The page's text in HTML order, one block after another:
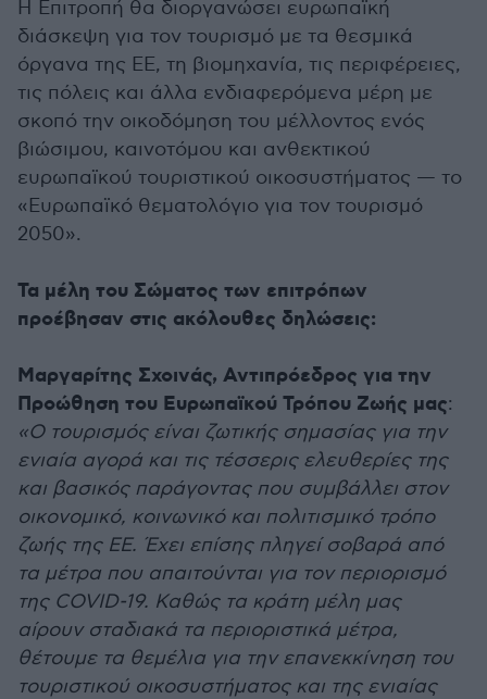
Η Επιτροπή θα διοργανώσει ευρωπαϊκή
διάσκεψη για τον τουρισμό με τα θεσμικά
όργανα της ΕΕ, τη βιομηχανία, τις περιφέρειες,
τις πόλεις και άλλα ενδιαφερόμενα μέρη με
σκοπό την οικοδόμηση του μέλλοντος ενός
βιώσιμου, καινοτόμου και ανθεκτικού
ευρωπαϊκού τουριστικού οικοσυστήματος — το
«Ευρωπαϊκό θεματολόγιο για τον τουρισμό
2050».
Τα μέλη του Σώματος των επιτρόπων
προέβησαν στις ακόλουθες δηλώσεις:
Μαργαρίτης Σχοινάς, Αντιπρόεδρος για την
Προώθηση του Ευρωπαϊκού Τρόπου Ζωής μας:
«Ο τουρισμός είναι ζωτικής σημασίας για την
ενιαία αγορά και τις τέσσερις ελευθερίες της
και βασικός παράγοντας που συμβάλλει στον
οικονομικό, κοινωνικό και πολιτισμικό τρόπο
ζωής της ΕΕ. Έχει επίσης πληγεί σοβαρά από
τα μέτρα που απαιτούνται για τον περιορισμό
της COVID-19. Καθώς τα κράτη μέλη μας
αίρουν σταδιακά τα περιοριστικά μέτρα,
θέτουμε τα θεμέλια για την επανεκκίνηση του
τουριστικού οικοσυστήματος και της ενιαίας